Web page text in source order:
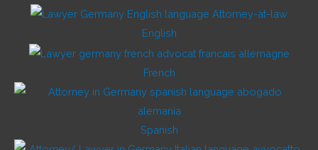
English
French
Spanish